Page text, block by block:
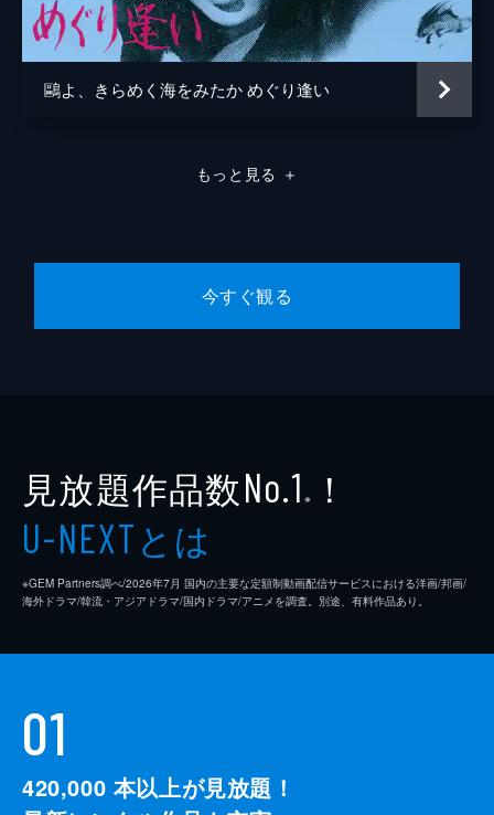
鷗よ、きらめく海をみたか めぐり逢い
もっと見る ＋
今すぐ観る
見放題作品数No.1 ※ ！
U-NEXTとは
※GEM Partners調べ/2026年7⽉ 国内の主要な定額制動画配信サービスにおける洋画/邦画/
海外ドラマ/韓流・アジアドラマ/国内ドラマ/アニメを調査。別途、有料作品あり。
01
420,000 本以上が見放題！